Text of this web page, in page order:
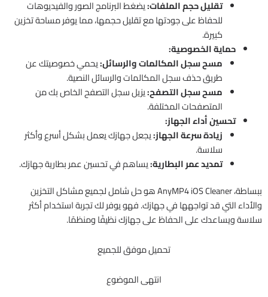
تقليل حجم الملفات:يضغط البرنامج الصور والفيديوهات
للحفاظ على جودتها مع تقليل حجمها، مما يوفر مساحة تخزين
كبيرة.
حماية الخصوصية:
مسح سجل المكالمات والرسائل:يحمي خصوصيتك عن
طريق حذف سجل المكالمات والرسائل النصية.
مسح سجل التصفح:يزيل سجل التصفح الخاص بك من
المتصفحات المختلفة.
تحسين أداء الجهاز:
زيادة سرعة الجهاز:يجعل جهازك يعمل بشكل أسرع وأكثر
سلاسة.
تمديد عمر البطارية:يساهم في تحسين عمر بطارية جهازك.
ببساطة، AnyMP4 iOS Cleaner هو حل شامل لجميع مشاكل التخزين
والأداء التي قد تواجهها في جهازك. فهو يوفر لك تجربة استخدام أكثر
سلاسة ويساعدك على الحفاظ على جهازك نظيفًا ومنظمًا.
تحميل موفق للجميع
انتهى الموضوع